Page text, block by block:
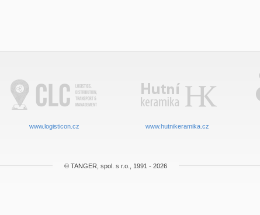
www.logisticon.cz www.hutnikeramika.cz
© TANGER, spol. s r.o., 1991 - 2026